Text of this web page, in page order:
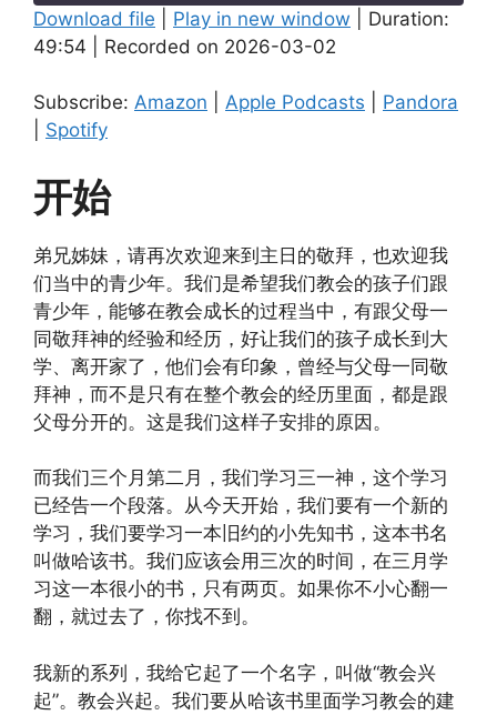
Amazon Apple Podcasts
RSS FEED
SHARE
LINK
EMBED
Download file Play in new window
Duration:
49:54
Recorded on 2026-03-02
Subscribe: Amazon Apple Podcasts
Pandora
Spotify
开始
弟兄姊妹，请再次欢迎来到主日的敬拜，也欢迎我
们当中的青少年。我们是希望我们教会的孩子们跟
青少年，能够在教会成长的过程当中，有跟父母一
同敬拜神的经验和经历，好让我们的孩子成长到大
学、离开家了，他们会有印象，曾经与父母一同敬
拜神，而不是只有在整个教会的经历里面，都是跟
父母分开的。这是我们这样子安排的原因。
而我们三个月第二月，我们学习三一神，这个学习
已经告一个段落。从今天开始，我们要有一个新的
学习，我们要学习一本旧约的小先知书，这本书名
叫做哈该书。我们应该会用三次的时间，在三月学
习这一本很小的书，只有两页。如果你不小心翻一
翻，就过去了，你找不到。
我新的系列，我给它起了一个名字，叫做“教会兴
起”。教会兴起。我们要从哈该书里面学习教会的建